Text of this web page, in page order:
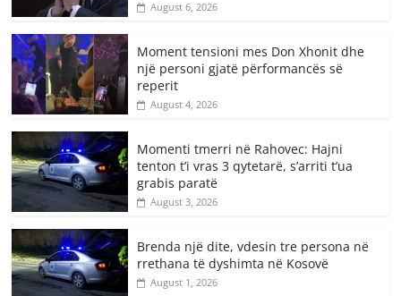
August 6, 2026
Moment tensioni mes Don Xhonit dhe
një personi gjatë përformancës së
reperit
August 4, 2026
Momenti tmerri në Rahovec: Hajni
tenton t’i vras 3 qytetarë, s’arriti t’ua
grabis paratë
August 3, 2026
Brenda një dite, vdesin tre persona në
rrethana të dyshimta në Kosovë
August 1, 2026